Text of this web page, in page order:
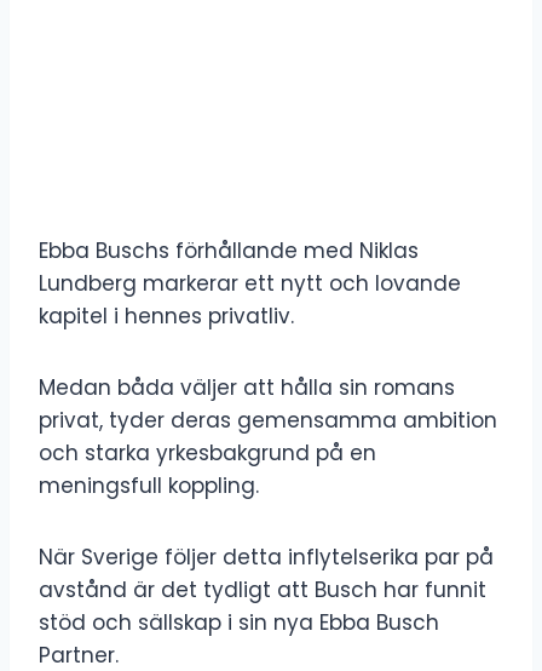
Ebba Buschs förhållande med Niklas
Lundberg markerar ett nytt och lovande
kapitel i hennes privatliv.
Medan båda väljer att hålla sin romans
privat, tyder deras gemensamma ambition
och starka yrkesbakgrund på en
meningsfull koppling.
När Sverige följer detta inflytelserika par på
avstånd är det tydligt att Busch har funnit
stöd och sällskap i sin nya Ebba Busch
Partner.